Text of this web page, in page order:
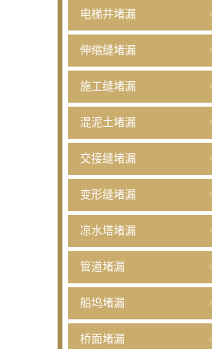
电梯井堵漏
伸缩缝堵漏
施工缝堵漏
混泥土堵漏
交接缝堵漏
变形缝堵漏
凉水塔堵漏
管道堵漏
船坞堵漏
桥面堵漏